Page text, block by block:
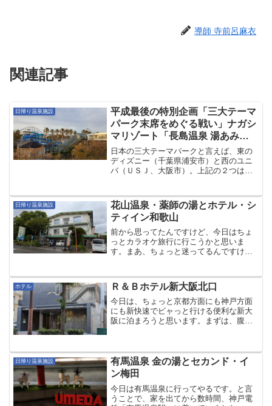
導師 寺前呂麻衣
関連記事
日帰り温泉施設
平成最後の特別企画「三大テーマ
パーク末席をめぐる戦い」ナガシ
マリゾート「長島温泉 湯あみの
島」 vs 刈谷ハイウェイオアシス
「天然温泉かきつばた」
日本の三大テーマパークと言えば、東の
ディズニー（千葉県浦安市）と西のユニ
バ（ＵＳＪ、大阪市）。上記の２つは確
ーマパークの残る１席は、九州のハウス
テンボス（森の家、長崎県...
日帰り温泉施設
花山温泉・薬師の湯とホテル・シ
ティイン和歌山
前から思ってたんですけど、今日はちょ
っとカラオケ旅行に行こうかと思いま
す。まあ、ちょっと迷ってるんですけ
更かし。朝もゆっくり起床で、いつもよ
り遅めの出発です。でも、ちょ...
ホテル Ｒ＆Ｂホテル新大阪北口
今日は、ちょっと京都方面にも神戸方面
にも新快速でビャっと行ける便利な新大
阪に泊まろうと思います。まずは、腹ご
ルグループ「ホロライ...
日帰り温泉施設
有馬温泉 金の湯とセカンド・イ
ン梅田
今日は有馬温泉に行ってやるです。と言
うことで、家を出てから数時間、神戸電